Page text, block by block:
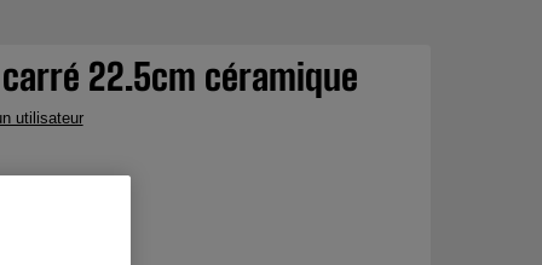
carré 22.5cm céramique
utilisateur